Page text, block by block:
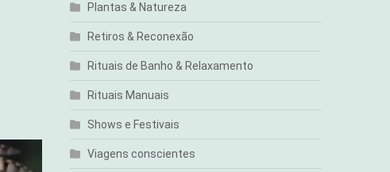
Plantas & Natureza
Retiros & Reconexão
Rituais de Banho & Relaxamento
Rituais Manuais
Shows e Festivais
Viagens conscientes